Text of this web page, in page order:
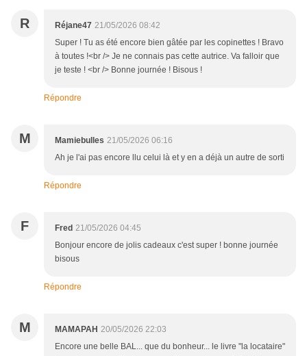
R Réjane47 21/05/2026 08:42
Super ! Tu as été encore bien gâtée par les copinettes ! Bravo
à toutes !<br /> Je ne connais pas cette autrice. Va falloir que
je teste ! <br /> Bonne journée ! Bisous !
Répondre
M Mamiebulles 21/05/2026 06:16
Ah je l'ai pas encore llu celui là et y en a déjà un autre de sorti
Répondre
F Fred 21/05/2026 04:45
Bonjour encore de jolis cadeaux c'est super ! bonne journée
bisous
Répondre
M MAMAPAH 20/05/2026 22:03
Encore une belle BAL... que du bonheur... le livre "la locataire"